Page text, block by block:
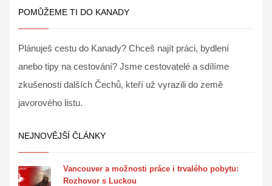
POMŮŽEME TI DO KANADY
Plánuješ cestu do Kanady? Chceš najít práci, bydlení
anebo tipy na cestování? Jsme cestovatelé a sdílíme
zkušenosti dalších Čechů, kteří už vyrazili do země
javorového listu.
NEJNOVĚJŠÍ ČLÁNKY
Vancouver a možnosti práce i trvalého pobytu:
Rozhovor s Luckou